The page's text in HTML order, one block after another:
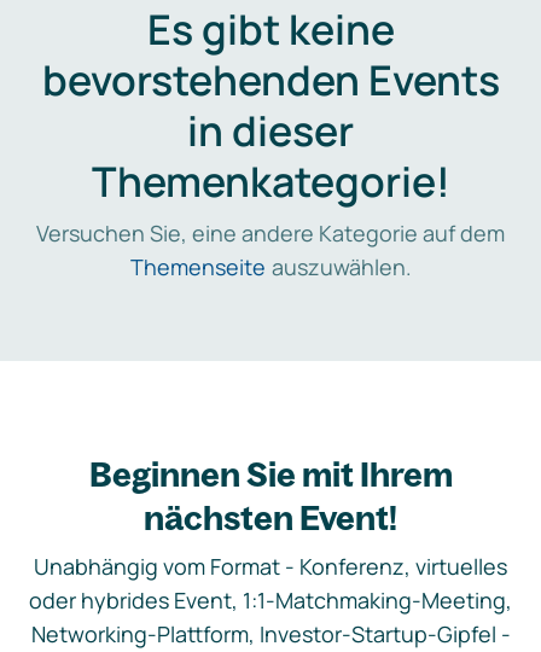
Es gibt keine
bevorstehenden Events
in dieser
Themenkategorie!
Versuchen Sie, eine andere Kategorie auf dem
Themenseite auszuwählen.
Beginnen Sie mit Ihrem
nächsten Event!
Unabhängig vom Format - Konferenz, virtuelles
oder hybrides Event, 1:1-Matchmaking-Meeting,
Networking-Plattform, Investor-Startup-Gipfel -